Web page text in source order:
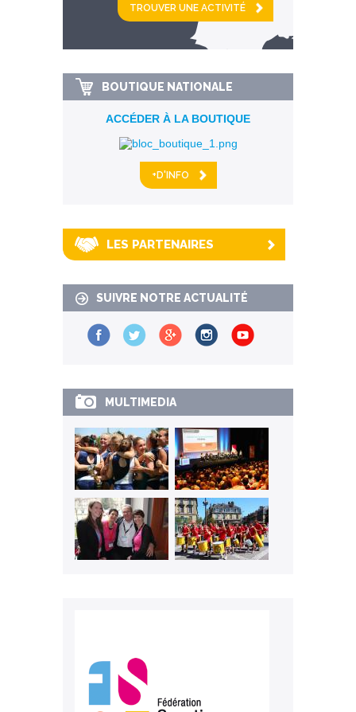
km alentour
BOUTIQUE NATIONALE
ACCÉDER À LA BOUTIQUE
+D'INFO
LES PARTENAIRES
SUIVRE NOTRE ACTUALITÉ
MULTIMEDIA